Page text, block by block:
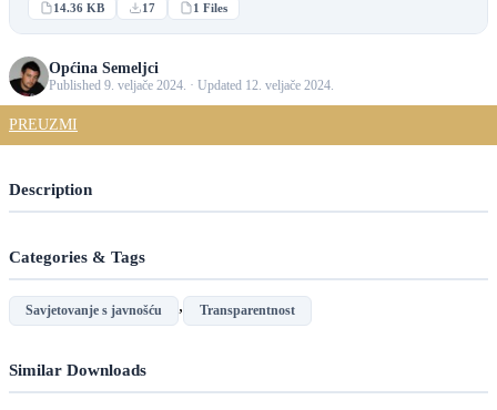
14.36 KB 17 1 Files
Općina Semeljci
Published 9. veljače 2024. · Updated 12. veljače 2024.
PREUZMI
Description
Categories & Tags
Savjetovanje s javnošću , Transparentnost
Similar Downloads